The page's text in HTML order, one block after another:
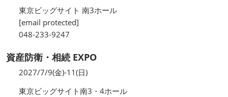
東京ビッグサイト 南3ホール
[email protected]
048-233-9247
資産防衛・相続 EXPO
2027/7/9(金)-11(日)
東京ビッグサイト南3・4ホール